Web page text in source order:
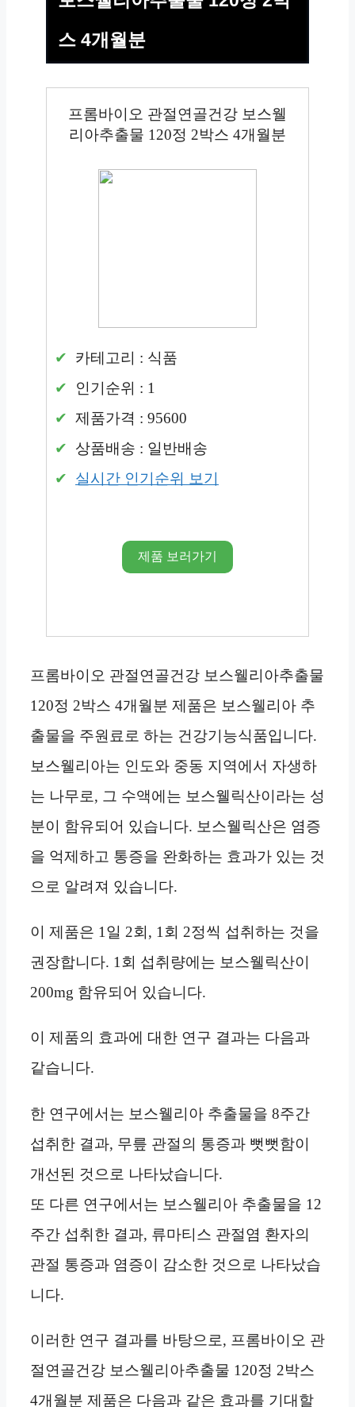
스 4개월분
프롬바이오 관절연골건강 보스웰
리아추출물 120정 2박스 4개월분
카테고리 : 식품
인기순위 : 1
제품가격 : 95600
상품배송 : 일반배송
실시간 인기순위 보기
제품 보러가기
프롬바이오 관절연골건강 보스웰리아추출물
120정 2박스 4개월분 제품은 보스웰리아 추
출물을 주원료로 하는 건강기능식품입니다.
보스웰리아는 인도와 중동 지역에서 자생하
는 나무로, 그 수액에는 보스웰릭산이라는 성
분이 함유되어 있습니다. 보스웰릭산은 염증
을 억제하고 통증을 완화하는 효과가 있는 것
으로 알려져 있습니다.
이 제품은 1일 2회, 1회 2정씩 섭취하는 것을
권장합니다. 1회 섭취량에는 보스웰릭산이
200mg 함유되어 있습니다.
이 제품의 효과에 대한 연구 결과는 다음과
같습니다.
한 연구에서는 보스웰리아 추출물을 8주간
섭취한 결과, 무릎 관절의 통증과 뻣뻣함이
개선된 것으로 나타났습니다.
또 다른 연구에서는 보스웰리아 추출물을 12
주간 섭취한 결과, 류마티스 관절염 환자의
관절 통증과 염증이 감소한 것으로 나타났습
니다.
이러한 연구 결과를 바탕으로, 프롬바이오 관
절연골건강 보스웰리아추출물 120정 2박스
4개월분 제품은 다음과 같은 효과를 기대할